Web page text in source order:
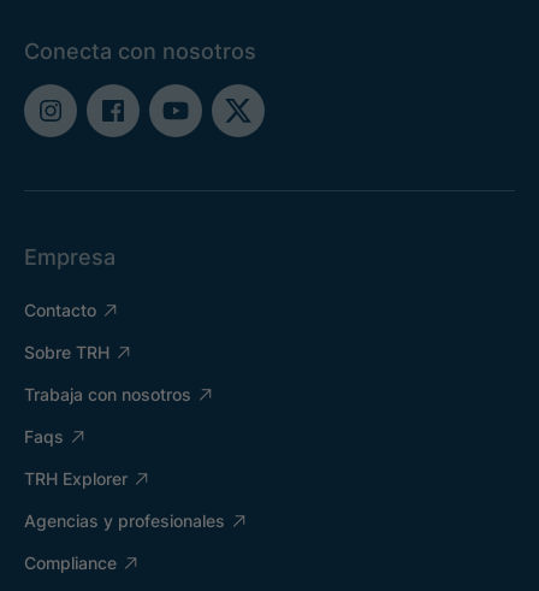
Conecta con nosotros
Empresa
Contacto
Sobre TRH
Trabaja con nosotros
Faqs
TRH Explorer
Agencias y profesionales
Compliance